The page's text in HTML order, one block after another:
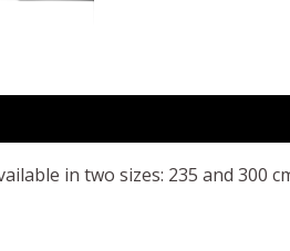
in two sizes: 235 and 300